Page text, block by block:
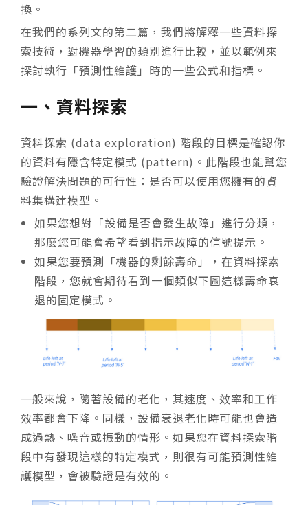
換。
在我們的系列文的第二篇，我們將解釋一些資料探
索技術，對機器學習的類別進行比較，並以範例來
探討執行「預測性維護」時的一些公式和指標。
一、資料探索
資料探索 (data exploration) 階段的目標是確認你
的資料有隱含特定模式 (pattern)。此階段也能幫您
驗證解決問題的可行性：是否可以使用您擁有的資
料集構建模型。
如果您想對「設備是否會發生故障」進行分類，
那麼您可能會希望看到指示故障的信號提示。
如果您要預測「機器的剩餘壽命」，在資料探索
階段，您就會期待看到一個類似下圖這樣壽命衰
退的固定模式。
一般來說，隨著設備的老化，其速度、效率和工作
效率都會下降。同樣，設備衰退老化時可能也會造
成過熱、噪音或振動的情形。如果您在資料探索階
段中有發現這樣的特定模式，則很有可能預測性維
護模型，會被驗證是有效的。